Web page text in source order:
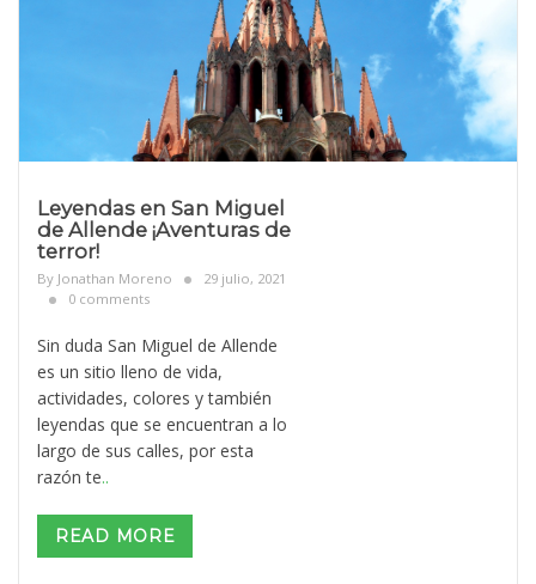
Leyendas en San Miguel
de Allende ¡Aventuras de
terror!
By Jonathan Moreno
29 julio, 2021
0 comments
Sin duda San Miguel de Allende
es un sitio lleno de vida,
actividades, colores y también
leyendas que se encuentran a lo
largo de sus calles, por esta
razón te..
READ MORE